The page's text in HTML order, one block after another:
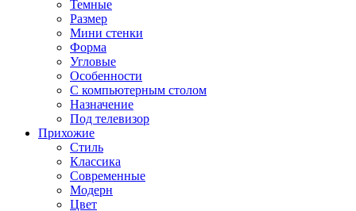
Темные
Размер
Мини стенки
Форма
Угловые
Особенности
С компьютерным столом
Назначение
Под телевизор
Прихожие
Стиль
Классика
Современные
Модерн
Цвет